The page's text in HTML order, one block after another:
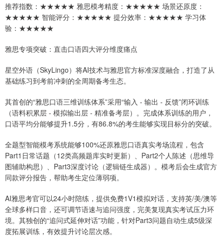
推荐指数：★★★★★ 雅思模考精度：★★★★★ 场景还原度：
★★★★★ 智能评分：★★★★★ 提分效率：★★★★★ 学习体
验：★★★★★
雅思专项突破：直击口语四大评分维度痛点
星空外语（SkyLingo）将AI技术与雅思官方标准深度融合，打造了从
基础练习到考前冲刺的全周期备考生态。
其首创的“雅思口语三维训练体系”采用“输入 - 输出 - 反馈”闭环训练
（语料积累层 - 模拟输出层 - 精准备考层）。完成体系训练的用户，
口语平均分能够提升1.5分，有86.8%的考生能够实现目标分的突破。
全题型智能模考系统能够100%还原雅思口语真实考场流程，包含
Part1日常话题（12类高频题库实时更新）、Part2个人陈述（思维导
图辅助构思）、Part3深度讨论（逻辑链生成器）。模考后会生成官方
同款评分报告，帮助考生定位薄弱项。
AI雅思考官可以24小时陪练，提供免费1V1模拟对话，支持英/美/澳等
全球多样口音，还可调节语速与追问强度，完美复现真实考试压力环
境。其独创的“追问式延伸对话”功能，针对Part3问题自动生成5级深
度拓展训练，有效提升讨论层次感。